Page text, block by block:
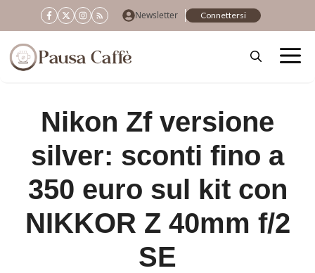
al
contenuto
Newsletter Connettersi
Nikon Zf versione
silver: sconti fino a
350 euro sul kit con
NIKKOR Z 40mm f/2
SE